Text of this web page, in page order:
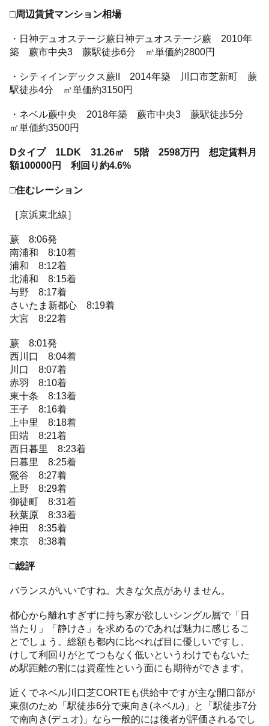
□周辺賃貸マンション相場
・日神デュオステージ蕨日神デュオステージ蕨 2010年
築 蕨市中央3 蕨駅徒歩6分 ㎡単価約2800円
・シティインデックス蕨II 2014年築 川口市芝新町 蕨
駅徒歩4分 ㎡単価約3150円
・ネベル蕨中央 2018年築 蕨市中央3 蕨駅徒歩5分
㎡単価約3500円
Dタイプ 1LDK 31.26㎡ 5階 2598万円 想定賃料月
額100000円 利回り約4.6%
□住むレーション
［京浜東北線］
蕨 8:06発
南浦和 8:10着
浦和 8:12着
北浦和 8:15着
与野 8:17着
さいたま新都心 8:19着
大宮 8:22着
蕨 8:01発
西川口 8:04着
川口 8:07着
赤羽 8:10着
東十条 8:13着
王子 8:16着
上中里 8:18着
田端 8:21着
西日暮里 8:23着
日暮里 8:25着
鶯谷 8:27着
上野 8:29着
御徒町 8:31着
秋葉原 8:33着
神田 8:35着
東京 8:38着
□総評
バランスがいいですね。大きな欠点がありません。
都心から離れすぎずに持ち家が欲しいシングル層で「日
当たり」「静けさ」を求めるのであれば魅力に感じるこ
とでしょう。総額も都内に比べれば目に優しいですし、
けして利回りがとてつもなく低いというわけでもないた
め駅距離の割には資産性という面にも期待ができます。
近くでネベル川口芝CORTEも供給中ですが主な開口部が
東側のため「駅徒歩6分で東向き(ネベル)」と「駅徒歩7分
で南向き(デュオ)」なら一般的には後者が評価されるでし